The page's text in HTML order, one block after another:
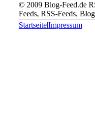
© 2009 Blog-Feed.de
Feeds, RSS-Feeds,
Startseite|Impressum